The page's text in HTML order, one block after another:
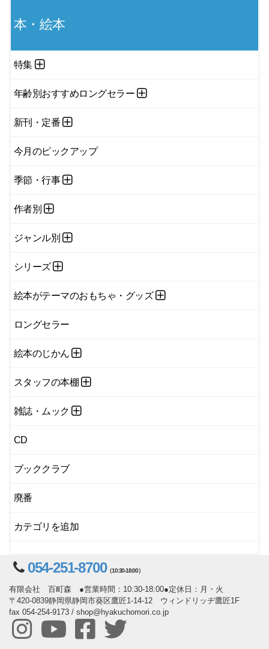
本・絵本
特集
年齢別おすすめロングセラー
新刊・定番
今月のピックアップ
季節・行事
作者別
ジャンル別
シリーズ
絵本がテーマのおもちゃ・グッズ
ロングセラー
絵本のじかん
スタッフの本棚
雑誌・ムック
CD
ブッククラブ
廃番
カテゴリを追加
054-251-8700（10:30-18:00）
有限会社 百町森 ●営業時間：10:30-18:00●定休日：月・火
〒420-0839静岡県静岡市葵区鷹匠1-14-12 ウィンドリッヂ鷹匠1F
fax 054-254-9173 / shop@hyakuchomori.co.jp